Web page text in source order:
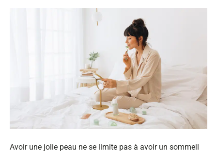
Avoir une jolie peau ne se limite pas à avoir un sommeil